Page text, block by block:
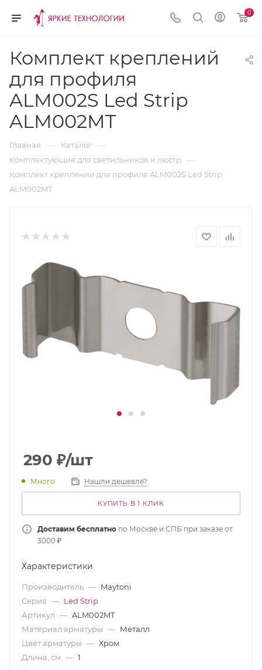
0
Комплект креплений
для профиля
ALM002S Led Strip
ALM002MT
Главная — Каталог —
Комплектующие для светильников и люстр —
Комплект креплений для профиля ALM002S Led Strip
ALM002MT
290 ₽/шт
Много Нашли дешевле?
КУПИТЬ В 1 КЛИК
Доставим бесплатно по Москве и СПБ при заказе от
3000 ₽
Характеристики
Производитель — Maytoni
Серия — Led Strip
Артикул — ALM002MT
Материал арматуры — Металл
Цвет арматуры — Хром
Длина, см — 1